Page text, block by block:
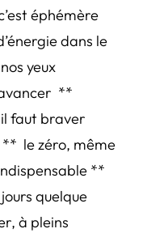
éphémère
dans le
yeux
**
faut braver
le zéro, même
**
quelque
à pleins